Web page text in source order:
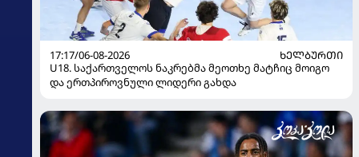
17:17/06-08-2026
ᲮᲔᲚᲑᲣᲠᲗᲘ
U18. საქართველოს ნაკრებმა მეოთხე მატჩიც მოიგო
და ერთპიროვნული ლიდერი გახდა